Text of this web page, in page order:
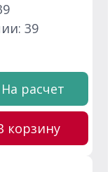
39
На расчет
корзину